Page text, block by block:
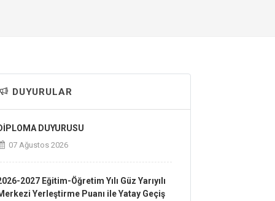
DUYURULAR
DUYURUSU
07 Ağustos 2026
2027 Eğitim-Öğretim Yılı Güz Yarıyılı
Yerleştirme Puanı ile Yatay Geçiş